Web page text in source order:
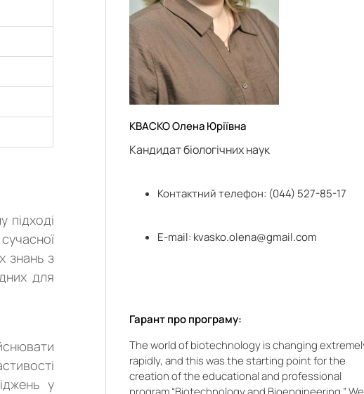
підході
знань з
для
у
КВАСКО Олена Юріївна
Кандидат біологічних наук
Контактний телефон: (044) 527-85-17
Е-mail: kvasko.olena@gmail.com
Гарант про програму:
The world of biotechnology is changing
rapidly, and this was the starting point for the
creation of the educational and professional